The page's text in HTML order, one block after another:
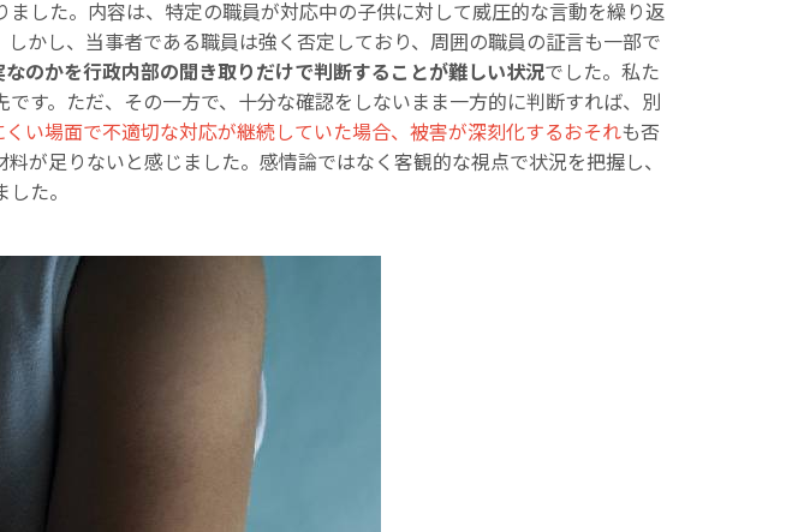
した。内容は、特定の職員が対応中の子供に対して威圧的な言動を繰り返
かし、当事者である職員は強く否定しており、周囲の職員の証言も一部で
のかを行政内部の聞き取りだけで判断することが難しい状況でした。私た
す。ただ、その一方で、十分な確認をしないまま一方的に判断すれば、別
くい場面で不適切な対応が継続していた場合、被害が深刻化するおそれも否
が足りないと感じました。感情論ではなく客観的な視点で状況を把握し、
た。